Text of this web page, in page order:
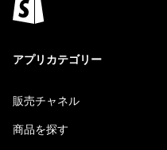
アプリカテゴリー
販売チャネル
商品を探す